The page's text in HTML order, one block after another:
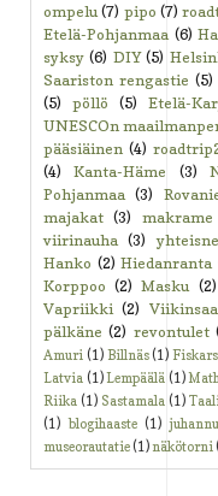
ompelu (7) pipo (7)
Etelä-Pohjanmaa (6)
syksy (6) DIY (5)
Saariston rengastie (5)
(5)
pöllö (5) Etelä-
UNESCOn
pääsiäinen (4)
(4)
Kanta-Häme (3)
Pohjanmaa (3)
majakat (3) makrame
viirinauha (3)
Hanko (2) Hiedanranta
Korppoo (2) Masku (2)
Vapriikki (2)
pälkäne (2) revontulet
Amuri (1) Billnäs (1) Fiskars
Latvia (1)Lempäälä (1)
Riika (1) Sastamala (1)
(1) blogihaaste (1)
museorautatie(1)näkötorni